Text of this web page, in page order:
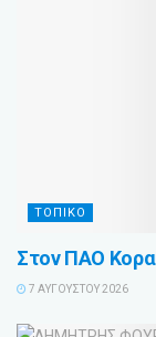
ΤΟΠΙΚΟ
Στον ΠΑΟ
7 ΑΥΓΟΎΣΤΟΥ 2026